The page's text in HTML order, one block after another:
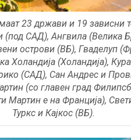
23 држави и 19 зависни
(под САД), Ангвила (Велика
острови (ВБ), Гваделуп
Холандија (Холандија),
(САД), Сан Андрес и
(со главен град
Мартин е на Франција),
Туркс и Кајкос (ВБ).